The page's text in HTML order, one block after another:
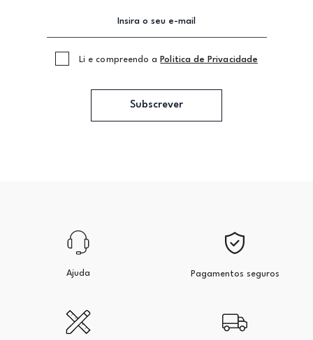
Li e compreendo a Politica de Privacidade
Subscrever
Ajuda Pagamentos seguros